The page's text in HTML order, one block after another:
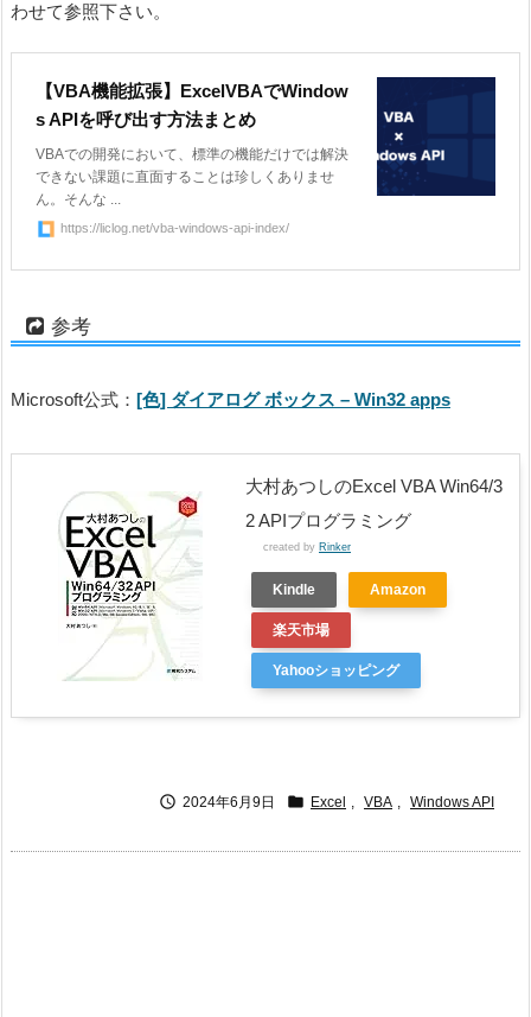
わせて参照下さい。
【VBA機能拡張】ExcelVBAでWindow
s APIを呼び出す方法まとめ
VBAでの開発において、標準の機能だけでは解決
できない課題に直面することは珍しくありませ
ん。そんな ...
https://liclog.net/vba-windows-api-index/
参考
Microsoft公式： [色] ダイアログ ボックス – Win32 apps
大村あつしのExcel VBA Win64/3
2 APIプログラミング
created by Rinker
Kindle Amazon
楽天市場
Yahooショッピング
 2024年6月9日  Excel VBA Windows API